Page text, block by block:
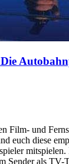
Film- und
euch diese
mitspielen.
Sender als TV-